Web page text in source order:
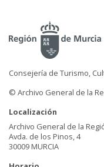
Consejería de Turismo,
© Archivo General de la
Localización
Archivo General de la
Avda. de los Pinos, 4
30009 MURCIA